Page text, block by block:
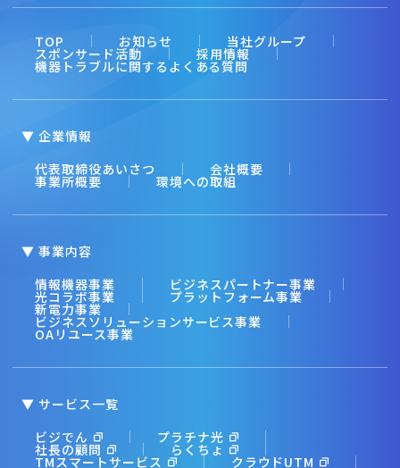
TOP お知らせ 当社グループ
スポンサード活動 採用情報
機器トラブルに関するよくある質問
▼ 企業情報
代表取締役あいさつ
会社概要
事業所概要 環境への取組
▼ 事業内容
情報機器事業
ビジネスパートナー事業
光コラボ事業 プラットフォーム事業
新電力事業
ビジネスソリューションサービス事業
OAリユース事業
▼ サービス一覧
ビジでん
プラチナ光
社長の顧問 らくちょ
TMスマートサービス クラウドUTM